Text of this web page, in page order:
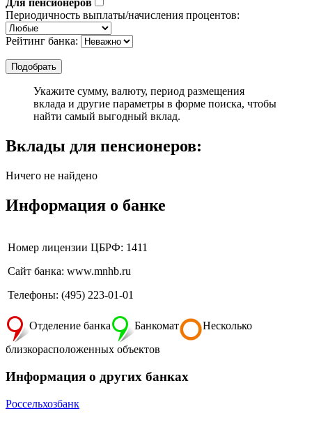
Периодичность выплаты/начисления процентов:
Рейтинг банка:
Укажите сумму, валюту, период размещения
вклада и другие параметры в форме поиска, чтобы
найти самый выгодный вклад.
Вклады для пенсионеров:
Ничего не найдено
Информация о банке
Номер лицензии ЦБРФ: 1411
Сайт банка: www.mnhb.ru
Телефоны: (495) 223-01-01
Отделение банка Банкомат Несколько
близкорасположенных объектов
Информация о других банках
Россельхозбанк